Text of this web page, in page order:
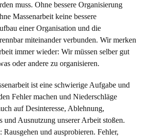
muss. Ohne bessere Organisierung
Massenarbeit keine bessere
einer Organisation und die
miteinander verbunden. Wir merken
immer wieder: Wir müssen selber gut
oder andere zu organisieren.
ist eine schwierige Aufgabe und
Fehler machen und Niederschläge
auf Desinteresse, Ablehnung,
und Ausnutzung unserer Arbeit stoßen.
Rausgehen und ausprobieren. Fehler,